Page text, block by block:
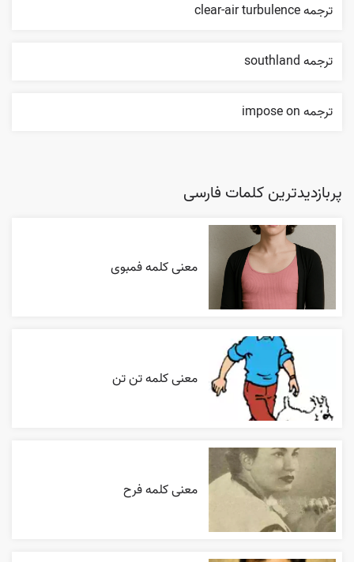
ترجمه clear-air turbulence
ترجمه southland
ترجمه impose on
پربازدیدترین کلمات فارسی
معنی کلمه فمبوی
معنی کلمه تن تن
معنی کلمه فرح